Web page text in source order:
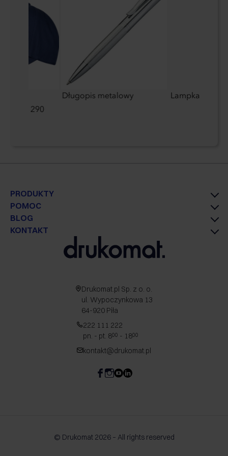
paneli 290
Długopis metalowy Lampka stojąca
PRODUKTY
POMOC
BLOG
KONTAKT
Drukomat.pl Sp. z o. o.
ul. Wypoczynkowa 13
64-920 Piła
222 111 222
pn. - pt. 800 - 1800
kontakt@drukomat.pl
© Drukomat 2026 – All rights reserved